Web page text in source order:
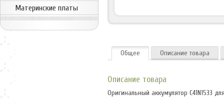
Общее Описание товара
Описание товара
Оригинальный аккумулятор C41N1533
Материнские платы